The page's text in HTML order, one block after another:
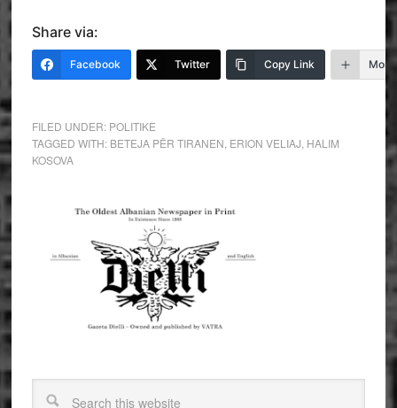
Share via:
Facebook Twitter Copy Link More
FILED UNDER: POLITIKE
TAGGED WITH: BETEJA PËR TIRANEN ERION VELIAJ HALIM
KOSOVA